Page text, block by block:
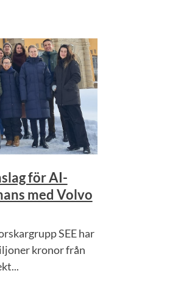
för AI-
med Volvo
SEE har
kronor från